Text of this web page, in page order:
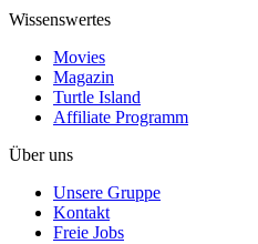
Wissenswertes
Movies
Magazin
Turtle Island
Affiliate Programm
Über uns
Unsere Gruppe
Kontakt
Freie Jobs